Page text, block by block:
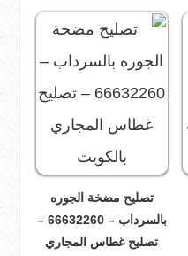
تصليح مضخة الجوره
بالسرداب – 66632260 –
تصليح غطاس المجاري